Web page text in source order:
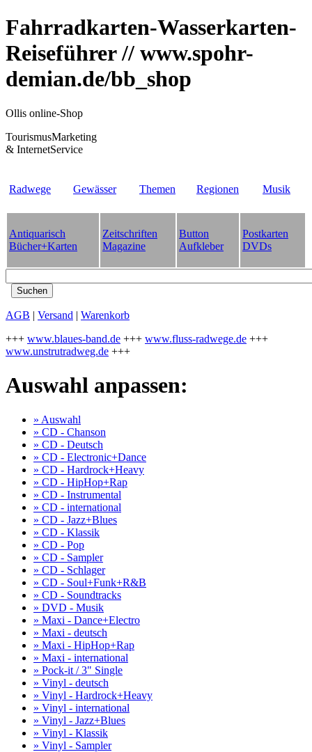
Fahrradkarten-Wasserkarten-
Reiseführer // www.spohr-
demian.de/bb_shop
Ollis online-Shop
TourismusMarketing
& InternetService
Radwege Gewässer Themen Regionen Musik
Antiquarisch
Bücher+Karten
Zeitschriften
Magazine
Button
Aufkleber
Postkarten
DVDs
AGB | Versand | Warenkorb
+++ www.blaues-band.de +++ www.fluss-radwege.de +++
www.unstrutradweg.de +++
Auswahl anpassen:
» Auswahl
» CD - Chanson
» CD - Deutsch
» CD - Electronic+Dance
» CD - Hardrock+Heavy
» CD - HipHop+Rap
» CD - Instrumental
» CD - international
» CD - Jazz+Blues
» CD - Klassik
» CD - Pop
» CD - Sampler
» CD - Schlager
» CD - Soul+Funk+R&B
» CD - Soundtracks
» DVD - Musik
» Maxi - Dance+Electro
» Maxi - deutsch
» Maxi - HipHop+Rap
» Maxi - international
» Pock-it / 3" Single
» Vinyl - deutsch
» Vinyl - Hardrock+Heavy
» Vinyl - international
» Vinyl - Jazz+Blues
» Vinyl - Klassik
» Vinyl - Sampler